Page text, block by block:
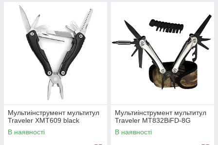
Мультиінструмент мультитул
Traveler XMT609 black
В наявності
Мультиінструмент мультитул
Traveler MT832BiFD-8G
В наявності